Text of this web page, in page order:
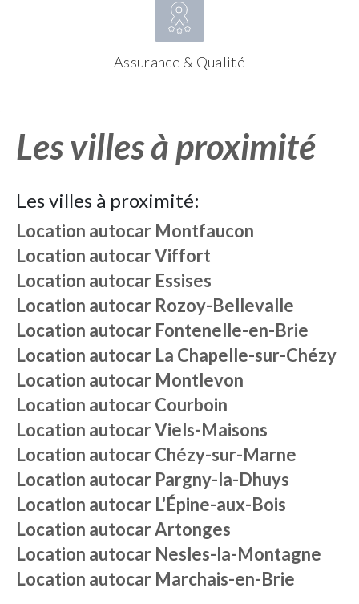
Assurance & Qualité
Les villes à proximité
Les villes à proximité:
Location autocar Montfaucon
Location autocarViffort
Location autocar Essises
Location autocar Rozoy-Bellevalle
Location autocar Fontenelle-en-Brie
Location autocar La Chapelle-sur-Chézy
Location autocar Montlevon
Location autocarCourboin
Location autocarViels-Maisons
Location autocarChézy-sur-Marne
Location autocar Pargny-la-Dhuys
Location autocar L'Épine-aux-Bois
Location autocarArtonges
Location autocar Nesles-la-Montagne
Location autocar Marchais-en-Brie